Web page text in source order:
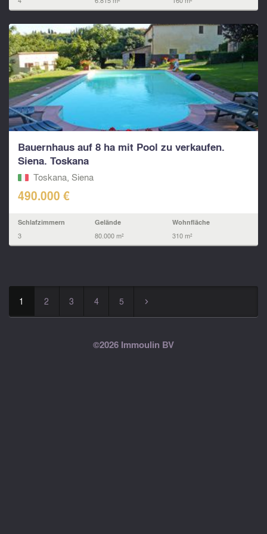
Bauernhaus auf 8 ha mit Pool zu verkaufen.
Siena. Toskana
Toskana, Siena
490.000 €
Schlafzimmern
3
Gelände
80.000 m²
Wohnfläche
310 m²
1 2 3 4 5 ▻
©2026 Immoulin BV